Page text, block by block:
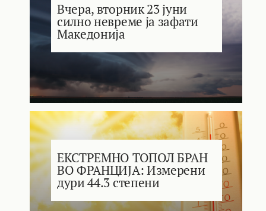
Вчера, вторник 23 јуни
силно невреме ја зафати
Македонија
ЕКСТРЕМНО ТОПОЛ БРАН
ВО ФРАНЦИЈА: Измерени
дури 44.3 степени